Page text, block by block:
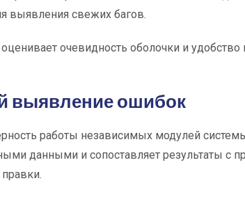
выявления свежих багов.
очевидность оболочки и
выявление ошибок
работы независимых модулей
данными и сопоставляет результаты с